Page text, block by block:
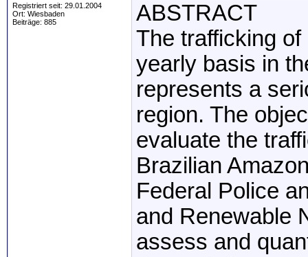
Registriert seit: 29.01.2004
Ort: Wiesbaden
Beiträge: 885
ABSTRACT
The trafficking
yearly basis in
represents a
region. The
evaluate the
Brazilian
Federal Police
and Renewable
assess and